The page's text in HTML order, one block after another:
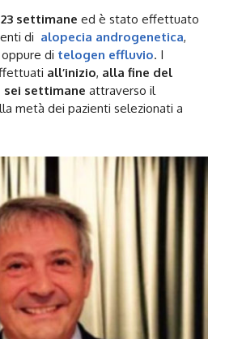
23 settimane ed è stato effettuato
di alopecia androgenetica,
di telogen effluvio. I
all’inizio, alla fine del
sei settimane attraverso il
metà dei pazienti selezionati a